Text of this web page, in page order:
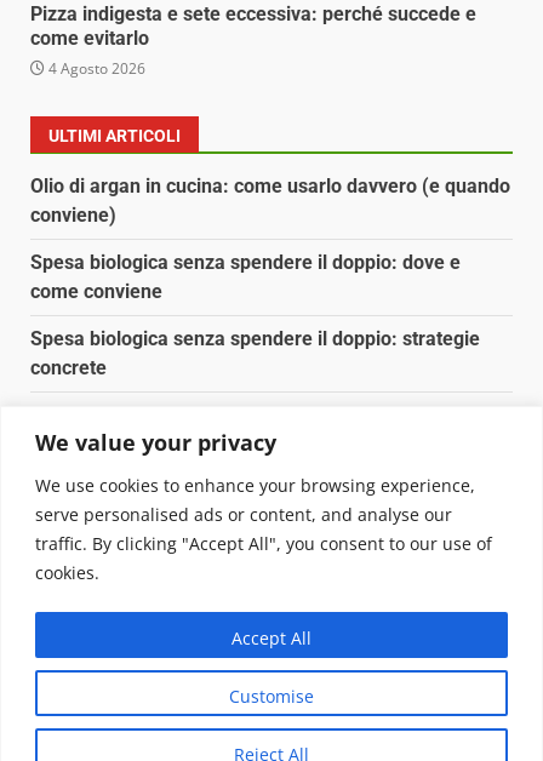
We value your privacy
We use cookies to enhance your browsing experience,
serve personalised ads or content, and analyse our
traffic. By clicking "Accept All", you consent to our use of
cookies.
Customise
Reject All
Accept All
Pizza indigesta e sete eccessiva: perché succede e
come evitarlo
4 Agosto 2026
ULTIMI ARTICOLI
Olio di argan in cucina: come usarlo davvero (e quando
conviene)
Spesa biologica senza spendere il doppio: dove e
come conviene
Spesa biologica senza spendere il doppio: strategie
concrete
Pulizia naturale della casa: 3 ingredienti che
sostituiscono 10 prodotti chimici
Copyright © 2025 Biopianeta.it proprietà di Jws Media
Questo blog non è una testata giornalistica, in quanto
viene aggiornato senza alcuna periodicità. Non può
pertanto considerarsi un prodotto editoriale ai sensi
della legge n. 62 del 07.03.2001|DarkNewsvon AF
themes.